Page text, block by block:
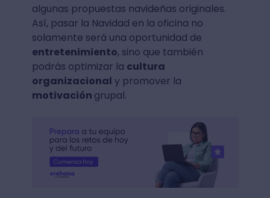
algunas propuestas navideñas originales.
Así, pasar la Navidad en la oficina no
solamente será una oportunidad de
entretenimiento, sino que también
podrás optimizar la cultura
organizacional y promover la
motivación grupal.